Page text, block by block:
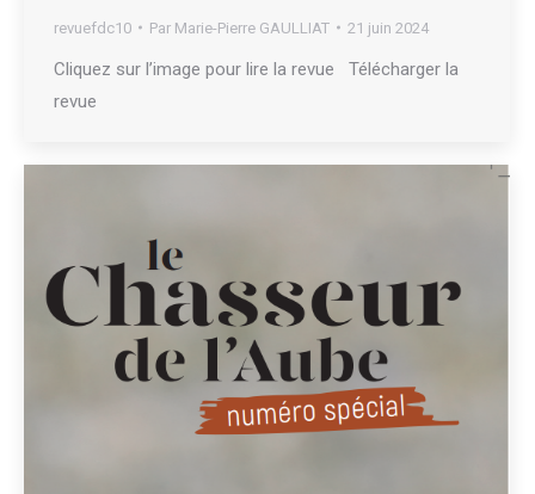
revuefdc10 Par Marie-Pierre GAULLIAT 21 juin 2024
Cliquez sur l’image pour lire la revue Télécharger la
revue